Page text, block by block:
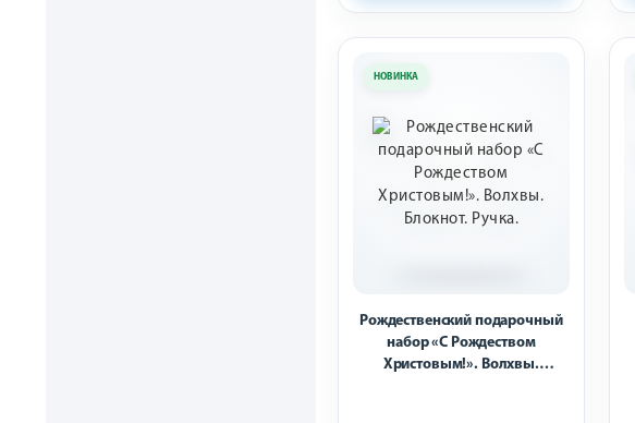
НОВИНКА
Рождественский подарочный
набор «С Рождеством
Христовым!». Волхвы.